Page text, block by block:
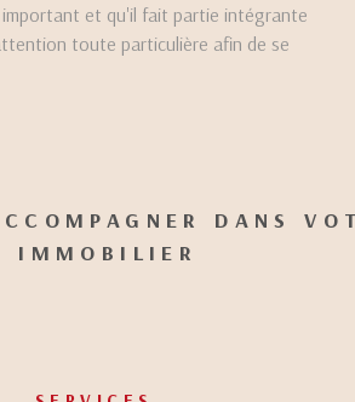
et qu'il fait partie intégrante
toute particulière afin de se
DANS
IMMOBILIER